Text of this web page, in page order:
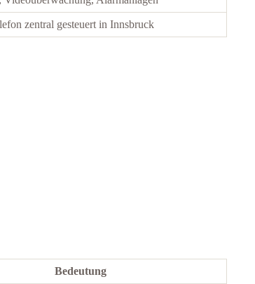
zentral gesteuert in Innsbruck
Bedeutung